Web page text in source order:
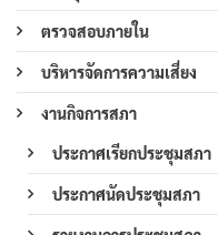
ตรวจสอบภายใน
บริหารจัดการความเสี่ยง
งานกิจการสภา
ประกาศเรียกประชุมสภา
ประกาศนัดประชุมสภา